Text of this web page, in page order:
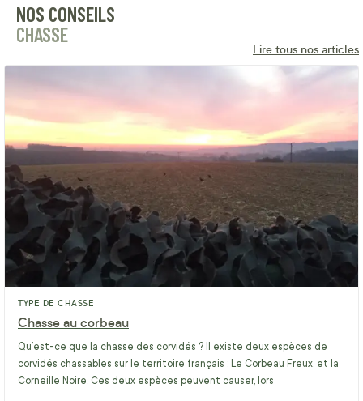
NOS CONSEILS
CHASSE
Lire tous nos articles
TYPE DE CHASSE
Chasse au corbeau
Qu’est-ce que la chasse des corvidés ? Il existe deux espèces de
corvidés chassables sur le territoire français : Le Corbeau Freux, et la
Corneille Noire. Ces deux espèces peuvent causer, lors